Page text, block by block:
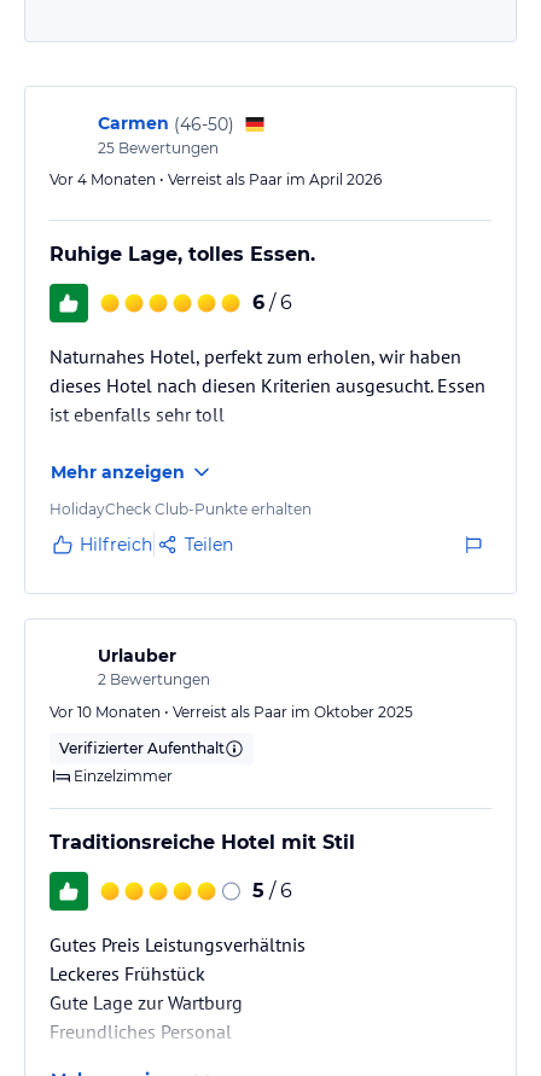
Carmen (46-50)
25 Bewertungen
Vor 4 Monaten • Verreist als Paar im April 2026
Ruhige Lage, tolles Essen.
6 / 6
Naturnahes Hotel, perfekt zum erholen, wir haben
dieses Hotel nach diesen Kriterien ausgesucht. Essen
ist ebenfalls sehr toll
Mehr anzeigen
HolidayCheck Club-Punkte erhalten
Hilfreich Teilen
Urlauber
2 Bewertungen
Vor 10 Monaten • Verreist als Paar im Oktober 2025
Verifizierter Aufenthalt
Einzelzimmer
Traditionsreiche Hotel mit Stil
5 / 6
Gutes Preis Leistungsverhältnis
Leckeres Frühstück
Gute Lage zur Wartburg
Freundliches Personal